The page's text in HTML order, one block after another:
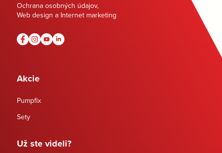
Ochrana osobných údajov,
Web design a Internet marketing
Akcie
Pumpfix
Sety
Už ste videli?